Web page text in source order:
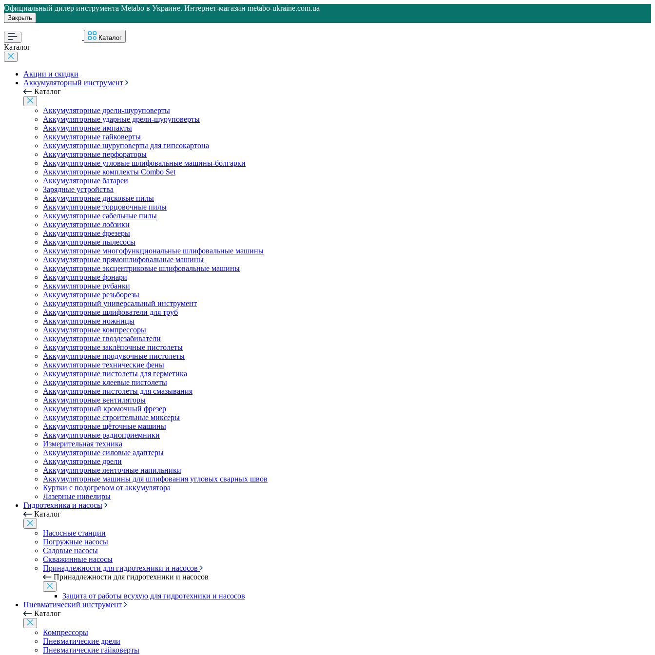
Официальный дилер инструмента Metabo в Украине. Интернет-магазин metabo-ukraine.com.ua
Закрыть
Каталог
Каталог
Акции и скидки
Аккумуляторный инструмент
Каталог
Аккумуляторные дрели-шуруповерты
Аккумуляторные ударные дрели-шуруповерты
Аккумуляторные импакты
Аккумуляторные гайковерты
Аккумуляторные шуруповерты для гипсокартона
Аккумуляторные перфораторы
Аккумуляторные угловые шлифовальные машины-болгарки
Аккумуляторные комплекты Combo Set
Аккумуляторные батареи
Зарядные устройства
Аккумуляторные дисковые пилы
Аккумуляторные торцовочные пилы
Аккумуляторные сабельные пилы
Аккумуляторные лобзики
Аккумуляторные фрезеры
Аккумуляторные пылесосы
Аккумуляторные многофункциональные шлифовальные машины
Аккумуляторные прямошлифовальные машины
Аккумуляторные эксцентриковые шлифовальные машины
Аккумуляторные фонари
Аккумуляторные рубанки
Аккумуляторные резьборезы
Аккумуляторный универсальный инструмент
Аккумуляторные шлифователи для труб
Аккумуляторные ножницы
Аккумуляторные компрессоры
Аккумуляторные гвоздезабиватели
Аккумуляторные заклёпочные пистолеты
Аккумуляторные продувочные пистолеты
Аккумуляторные технические фены
Аккумуляторные пистолеты для герметика
Аккумуляторные клеевые пистолеты
Аккумуляторные пистолеты для смазывания
Аккумуляторные вентиляторы
Аккумуляторный кромочный фрезер
Аккумуляторные строительные миксеры
Аккумуляторные щёточные машины
Аккумуляторные радиоприемники
Измерительная техника
Аккумуляторные силовые адаптеры
Аккумуляторные дрели
Аккумуляторные ленточные напильники
Аккумуляторные машины для шлифования угловых сварных швов
Куртки с подогревом от аккумулятора
Лазерные нивелиры
Гидротехника и насосы
Каталог
Насосные станции
Погружные насосы
Садовые насосы
Скважинные насосы
Принадлежности для гидротехники и насосов
Принадлежности для гидротехники и насосов
Защита от работы всухую для гидротехники и насосов
Пневматический инструмент
Каталог
Компрессоры
Пневматические дрели
Пневматические гайковерты